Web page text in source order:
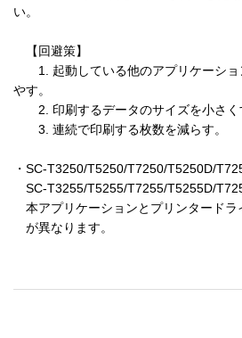
い。
【回避策】
1. 起動している他のアプリケーショ
やす。
2. 印刷するデータのサイズを小さく
3. 連続で印刷する枚数を減らす。
・SC-T3250/T5250/T7250/T5250D/
SC-T3255/T5255/T7255/T5255D/
本アプリケーションとプリンタードラ
が異なります。